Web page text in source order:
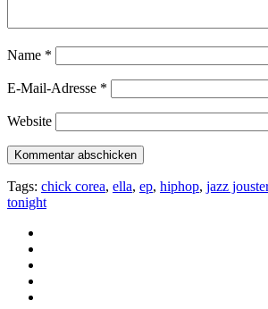
Name *
E-Mail-Adresse *
Website
Tags: chick corea, ella, ep, hiphop, jazz
tonight